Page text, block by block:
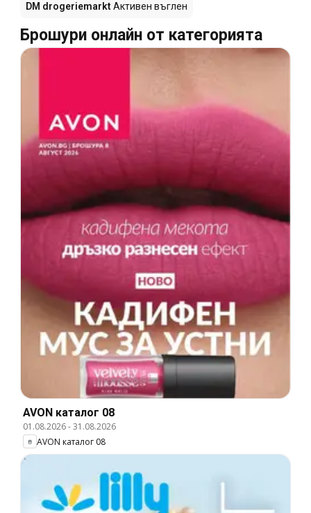
DM drogeriemarktАктивен въглен
Брошури онлайн от категорията
AVON каталог 08
01.08.2026-31.08.2026
AVON каталог 08